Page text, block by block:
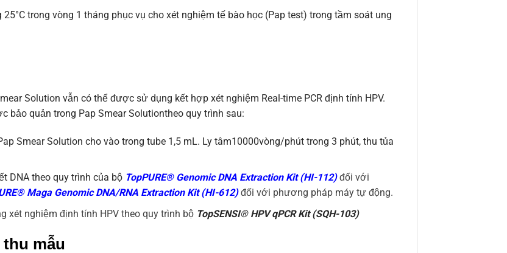
trong vòng 1 tháng phục vụ cho xét nghiệm tế bào học (Pap test) trong tầm soát ung
Solution vẫn có thể được sử dụng kết hợp xét nghiệm Real-time PCR định tính HPV.
bảo quản trong Pap Smear Solutiontheo quy trình sau:
Smear Solution cho vào trong tube 1,5 mL. Ly tâm10000vòng/phút trong 3 phút, thu tủa
DNA theo quy trình của bộ TopPURE® Genomic DNA Extraction Kit (HI-112) đối với
Maga Genomic DNA/RNA Extraction Kit (HI-612) đối với phương pháp máy tự động.
xét nghiệm định tính HPV theo quy trình bộ TopSENSI® HPV qPCR Kit (SQH-103)
mẫu